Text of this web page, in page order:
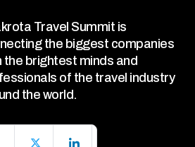
Travel Summit is
the biggest companies
the brightest minds and
of the travel industry
the world.